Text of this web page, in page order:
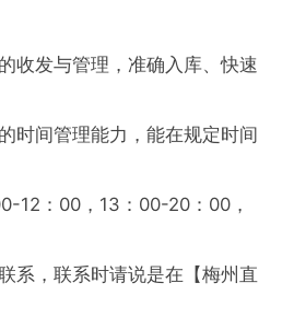
收发与管理，准确入库、快速
时间管理能力，能在规定时间
12：00，13：00-20：00，
系，联系时请说是在【梅州直